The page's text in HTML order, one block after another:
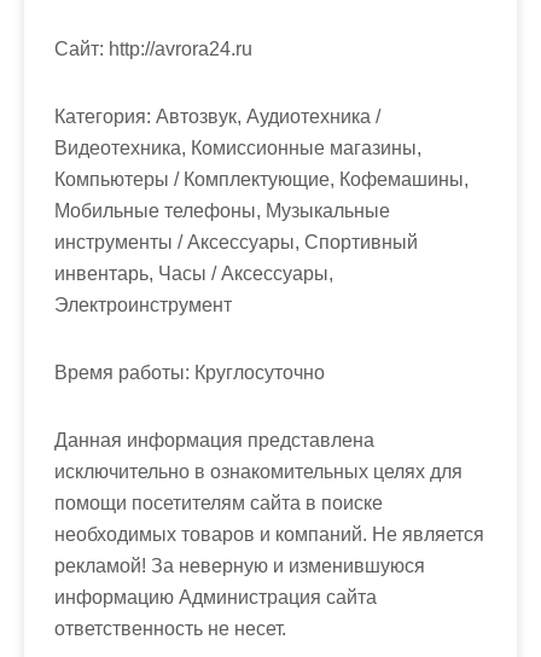
Cайт: http://avrora24.ru
Категория: Автозвук, Аудиотехника /
Видеотехника, Комиссионные магазины,
Компьютеры / Комплектующие, Кофемашины,
Мобильные телефоны, Музыкальные
инструменты / Аксессуары, Спортивный
инвентарь, Часы / Аксессуары,
Электроинструмент
Время работы: Круглосуточно
Данная информация представлена
исключительно в ознакомительных целях для
помощи посетителям сайта в поиске
необходимых товаров и компаний. Не является
рекламой! За неверную и изменившуюся
информацию Администрация сайта
ответственность не несет.